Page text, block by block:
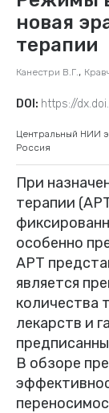
новая
терапии
Центральный НИИ
Россия
При
терапии
особенно
АРТ
является
количества
лекарств и
В обзоре
DOI: https://
Канестри В.Г.,